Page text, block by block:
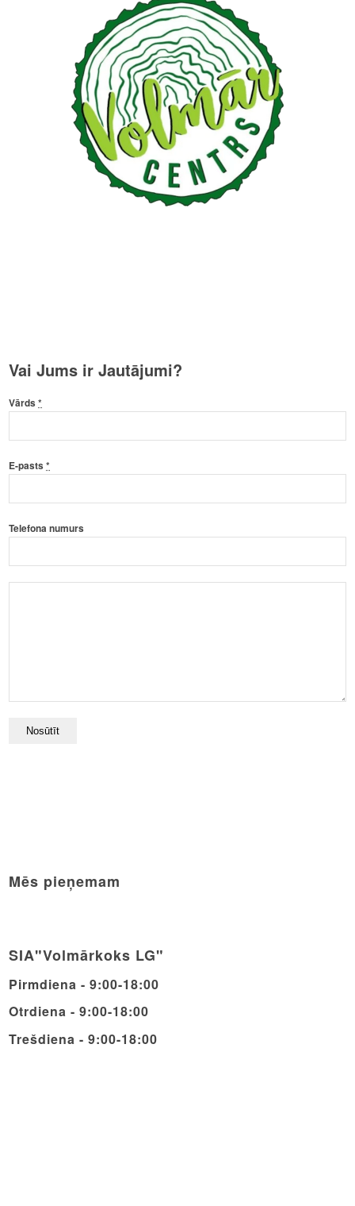
Vai Jums ir Jautājumi?
Vārds*
E-pasts*
Telefona numurs
Mēs pieņemam
SIA"Volmārkoks LG"
Pirmdiena - 9:00-18:00
Otrdiena - 9:00-18:00
Trešdiena - 9:00-18:00